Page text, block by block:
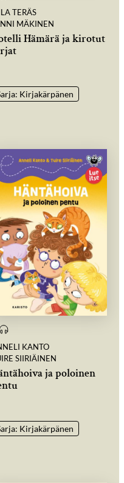
TERÄS
MÄKINEN
Hämärä ja kirotut
Kirjakärpänen
KANTO
SIIRIÄINEN
ja poloinen
Kirjakärpänen